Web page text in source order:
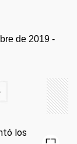
de 2019 -